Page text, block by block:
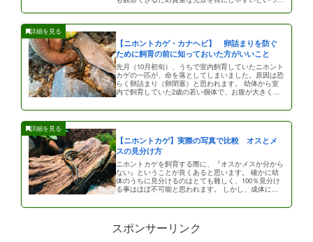
【ニホントカゲ・カナヘビ】 卵詰まりを防ぐ
ために飼育の前に知っておいた方がいいこと
先月（10月初旬）、うちで室内飼育していたニホント
カゲの一匹が、命を落としてしまいました。原因は恐
らく卵詰まり（卵閉塞）と思われます。 幼体から室
内で飼育していた2歳の若い個体で、お腹が大きくな
【ニホントカゲ】実際の写真で比較 オスとメ
スの見分け方
ニホントカゲを飼育する際に、『オスかメスか分から
ない』ということが良くあると思います。 確かに幼
体のうちに見分けるのはとても難しく、100％見分け
る事はほぼ不可能と思われます。 しかし、成体に近
スポンサーリンク